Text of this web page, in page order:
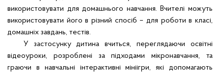
використовувати для домашнього навчання. Вчителі можуть
використовувати його в різний спосіб – для роботи в класі,
домашніх завдань, тестів.
У застосунку дитина вчиться, переглядаючи освітні
відеоуроки, розроблені за підходами мікронавчання, та
граючи в навчальні інтерактивні мініігри, які допомагають